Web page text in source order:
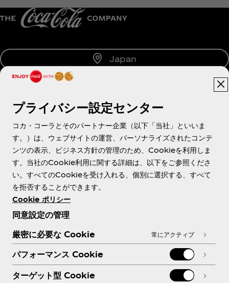
Japan
About us
Need help?
各種ポリシー
プライバシー設定センター
コカ・コーラとそのパートナー企業（以下「当社」といいま
す。）は、ウェブサイトの運営、パーソナライズされたコンテ
ンツの表示、ビジネス方針の管理のため、Cookieを利用しま
す。当社のCookie利用に関する詳細は、以下をご参照くださ
い。すべてのCookieを受け入れる、個別に選択する、すべて
を拒否することができます。
Cookie ポリシー
同意設定の管理
厳密に必要な Cookie
常にアクティブ
パフォーマンス Cookie
ターゲット型 Cookie